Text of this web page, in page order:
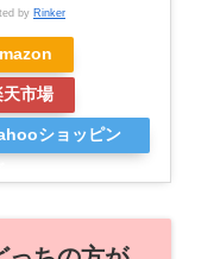
by Rinker
天市場
ショッピン